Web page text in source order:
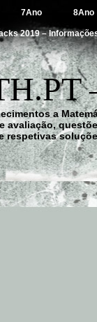
7Ano 8Ano
2019 –
a
avaliação,
respetivas